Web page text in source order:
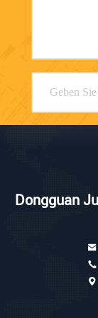
Dongguan